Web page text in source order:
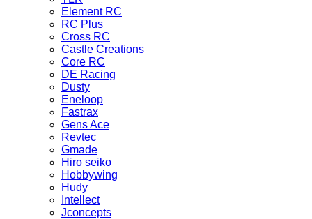
Element RC
RC Plus
Cross RC
Castle Creations
Core RC
DE Racing
Dusty
Eneloop
Fastrax
Gens Ace
Revtec
Gmade
Hiro seiko
Hobbywing
Hudy
Intellect
Jconcepts